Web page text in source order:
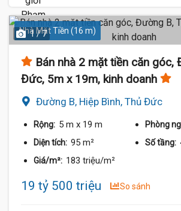
Nhà Mặt Tiền (16 m)
1 / 7
Bán nhà 2 mặt tiền căn góc,
Đức, 5m x 19m, kinh doanh
Đường B, Hiệp Bình, Thủ Đức
Rộng: 5 m x 19 m Phòng
Diện tích: 95 m² Số tầng:
Giá/m²: 183 triệu/m²
19 tỷ 500 triệu So sánh